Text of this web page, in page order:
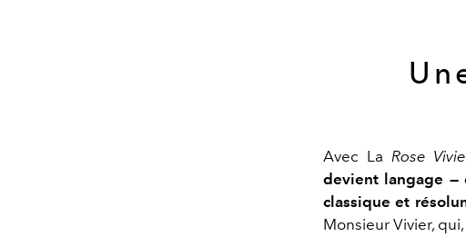
Avec La Rose
devient langage —
classique et
Monsieur Vivier,